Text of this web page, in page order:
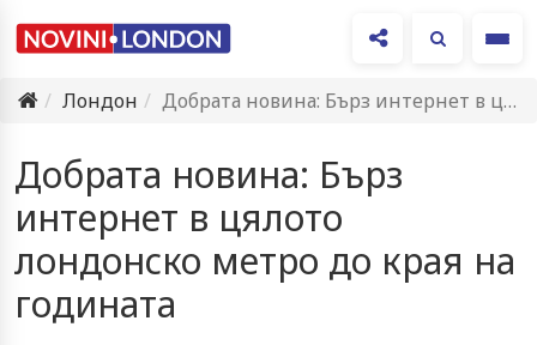
Лондон
Добрата новина: Бърз интернет в цялото лондонско метро до края…
Добрата новина: Бърз
интернет в цялото
лондонско метро до края на
годината